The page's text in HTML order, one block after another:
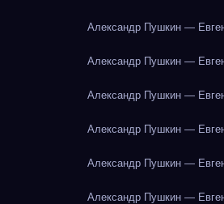
Александр Пушкин —
Александр Пушкин —
Александр Пушкин —
Александр Пушкин —
Александр Пушкин —
Александр Пушкин —